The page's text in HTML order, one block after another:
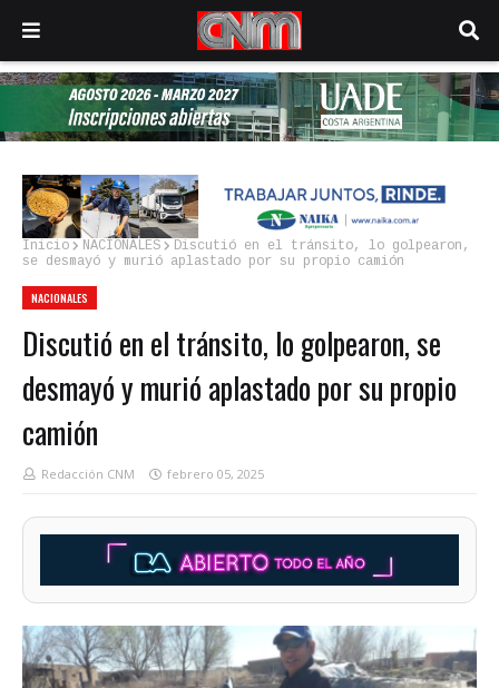
Inicio NACIONALES
Discutió en el tránsito, lo golpearon,
se desmayó y murió aplastado por su propio camión
NACIONALES
Discutió en el tránsito, lo golpearon, se
desmayó y murió aplastado por su propio
camión
Redacción CNM febrero 05, 2025